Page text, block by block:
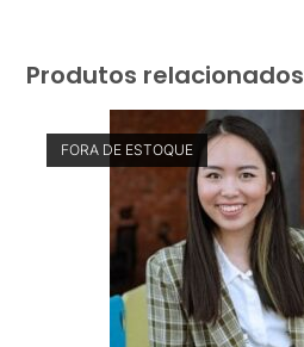
Produtos relacionados
FORA DE ESTOQUE